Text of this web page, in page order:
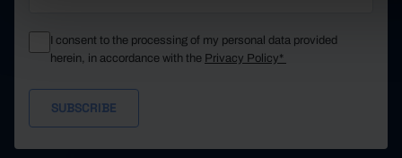
I consent to the processing of my personal data provided
herein, in accordance with the Privacy Policy*